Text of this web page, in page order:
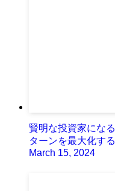
賢明な投資家にな
ターンを最大化す
March 15, 2024